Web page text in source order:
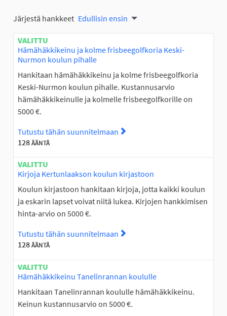
Järjestä hankkeet Edullisin ensin
VALITTU
Hämähäkkikeinu ja kolme frisbeegolfkoria Keski-
Nurmon koulun pihalle
Hankitaan hämähäkkikeinu ja kolme frisbeegolfkoria
Keski-Nurmon koulun pihalle. Kustannusarvio
hämähäkkikeinulle ja kolmelle frisbeegolfkorille on
5000 €.
Tutustu tähän suunnitelmaan
128ÄÄNTÄ
VALITTU
Kirjoja Kertunlaakson koulun kirjastoon
Koulun kirjastoon hankitaan kirjoja, jotta kaikki koulun
ja eskarin lapset voivat niitä lukea. Kirjojen hankkimisen
hinta-arvio on 5000 €.
Tutustu tähän suunnitelmaan
128ÄÄNTÄ
VALITTU
Hämähäkkikeinu Tanelinrannan koululle
Hankitaan Tanelinrannan koululle hämähäkkikeinu.
Keinun kustannusarvio on 5000 €.